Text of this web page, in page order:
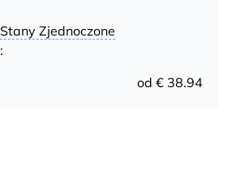
Stany Zjednoczone
:
od € 38.94